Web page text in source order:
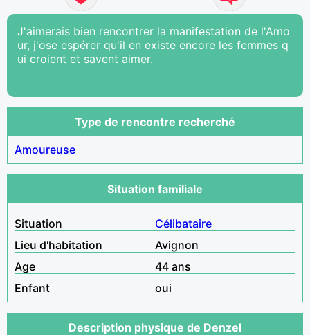
J'aimerais bien rencontrer la manifestation de l'Amo
ur, j'ose espérer qu'il en existe encore les femmes q
ui croient et savent aimer.
Type de rencontre recherché
Amoureuse
Situation familiale
Situation
Célibataire
Lieu d'habitation
Avignon
Age
44 ans
Enfant
oui
Description physique de Denzel